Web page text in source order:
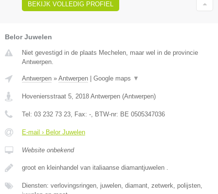
BEKIJK VOLLEDIG PROFIEL
Belor Juwelen
Niet gevestigd in de plaats Mechelen, maar wel in de provincie
Antwerpen.
Antwerpen » Antwerpen Google maps ▼
Hoveniersstraat 5, 2018 Antwerpen (Antwerpen)
Tel: 03 232 73 23, Fax: -, BTW-nr: BE 0505347036
E-mail › Belor Juwelen
Website onbekend
groot en kleinhandel van italiaanse diamantjuwelen .
Diensten: verlovingsringen, juwelen, diamant, zetwerk, polijsten,